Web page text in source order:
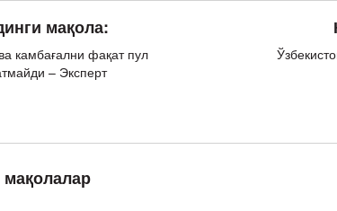
мақола:
камбағални фақат пул
– Эксперт